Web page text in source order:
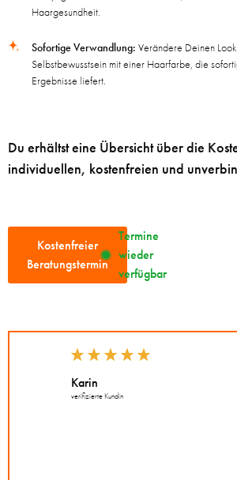
Haargesundheit.
Sofortige Verwandlung: Verändere Deinen
Selbstbewusstsein mit einer Haarfarbe, die
Ergebnisse liefert.
Du erhältst eine Übersicht über die
individuellen, kostenfreien und
Kostenfreier
Beratungstermin
Termine
wieder
verfügbar
Karin
verifizierte Kundin